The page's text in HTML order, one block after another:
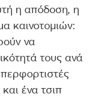
η απόδοση, η
καινοτομιών:
να
τους ανά
ένα τσιπ